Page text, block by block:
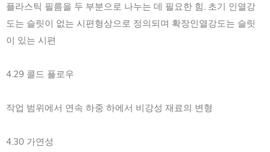
플라스틱 필름을 두 부분으로 나누는 데 필요한 힘. 초기 인열강
도는 슬릿이 없는 시편형상으로 정의되며 확장인열강도는 슬릿
이 있는 시편
4.29 콜드 플로우
작업 범위에서 연속 하중 하에서 비강성 재료의 변형
4.30 가연성